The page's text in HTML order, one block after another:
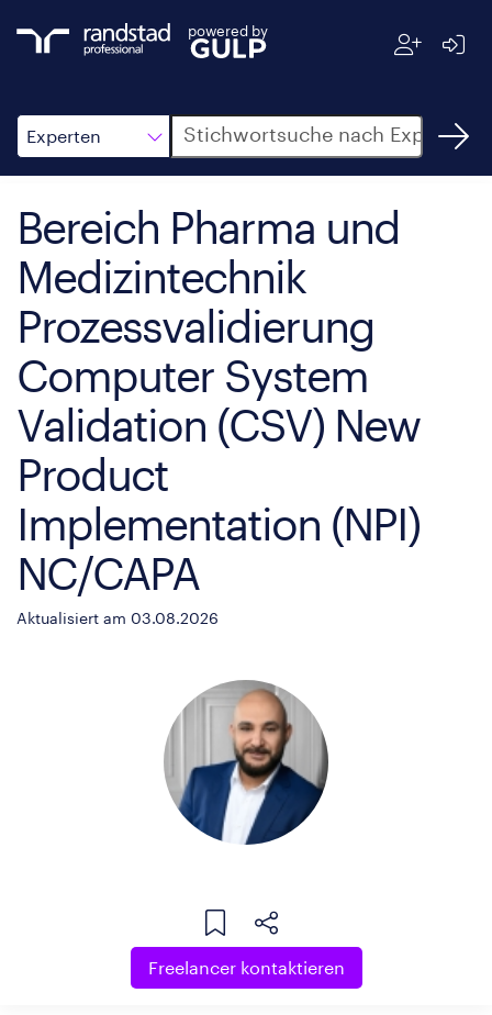
powered by
Experten
Suche
Bereich Pharma und
Medizintechnik
Prozessvalidierung
Computer System
Validation (CSV) New
Product
Implementation (NPI)
NC/CAPA
Aktualisiert am 03.08.2026
Freelancer kontaktieren